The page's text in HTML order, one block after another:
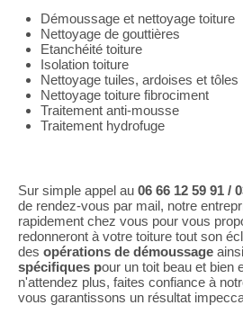
Démoussage et nettoyage toiture
Nettoyage de gouttières
Etanchéité toiture
Isolation toiture
Nettoyage tuiles, ardoises et tôles
Nettoyage toiture fibrociment
Traitement anti-mousse
Traitement hydrofuge
Sur simple appel au 06 66 12 59 91 /
de rendez-vous par mail, notre
rapidement chez vous pour vous
redonneront à votre toiture tout son
des opérations de démoussage
spécifiques pour un toit beau et bien
n'attendez plus, faites confiance à
vous garantissons un résultat